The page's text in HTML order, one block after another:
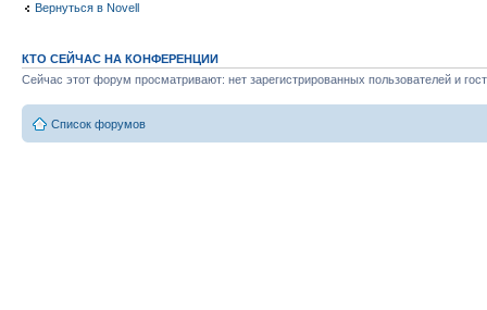
Вернуться в Novell
КТО СЕЙЧАС НА КОНФЕРЕНЦИИ
Сейчас этот форум просматривают: нет зарегистрированных пользователей и
Список форумов